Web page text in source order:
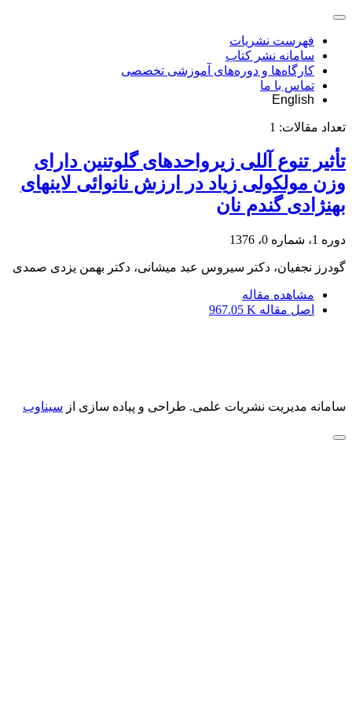
فهرست نشریات
سامانه نشر کتاب
کارگاه‌ها و دوره‌های آموزشی تخصصی
تماس با ما
English
تعداد مقالات: 1
تأثیر تنوع آللی زیرواحدهای گلوتنین دارای
وزن مولکولی زیاد در ارزش نانوائی لاینهای
بهنژادی گندم نان
دوره 1، شماره 0، 1376
گودرز نجفیان، دکتر سیروس عبد میشانی، دکتر بهمن یزدی صمدی
مشاهده مقاله
اصل مقاله 967.05 K
سامانه مدیریت نشریات علمی. طراحی و پیاده سازی از سیناوب